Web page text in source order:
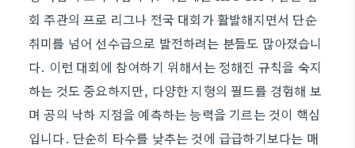
회 주관의 프로 리그나 전국 대회가 활발해지면서 단순
취미를 넘어 선수급으로 발전하려는 분들도 많아졌습니
다. 이런 대회에 참여하기 위해서는 정해진 규칙을 숙지
하는 것도 중요하지만, 다양한 지형의 필드를 경험해 보
며 공의 낙하 지점을 예측하는 능력을 기르는 것이 핵심
입니다. 단순히 타수를 낮추는 것에 급급하기보다는 매